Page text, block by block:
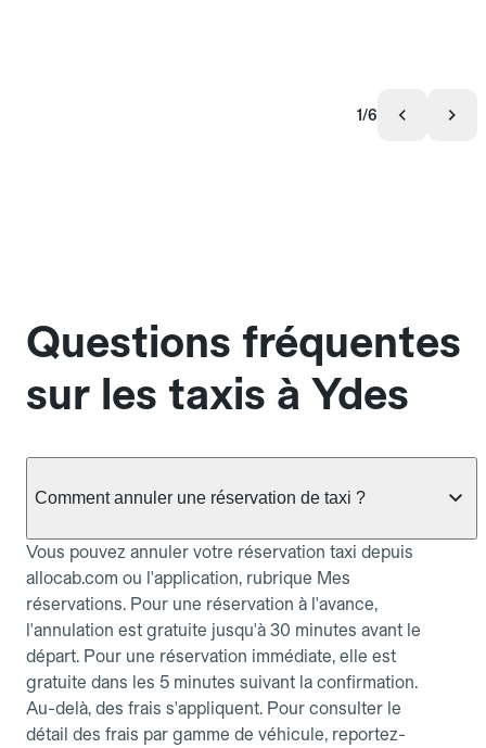
1/6
Questions fréquentes
sur les taxis à Ydes
Comment annuler une réservation de taxi ?
Vous pouvez annuler votre réservation taxi depuis
allocab.com ou l'application, rubrique Mes
réservations. Pour une réservation à l'avance,
l'annulation est gratuite jusqu'à 30 minutes avant le
départ. Pour une réservation immédiate, elle est
gratuite dans les 5 minutes suivant la confirmation.
Au-delà, des frais s'appliquent. Pour consulter le
détail des frais par gamme de véhicule, reportez-